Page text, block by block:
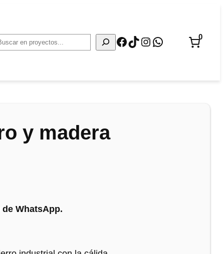
Facebook
TikTok
Instagram
WhatsApp
0
y madera
WhatsApp.